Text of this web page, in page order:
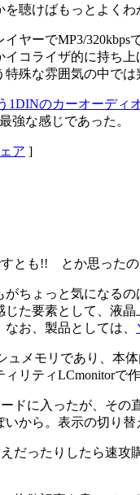
聴けばもっとよくわ
ヤーでMP3/320kbps
コライザ的に持ち
殊な雰囲気の中では
1DINのカーオーディ
強な感じであった。
ア ]
とも!! とか思った
ちょっと気になる
じた要素として、液
お、製品としては、
メモリであり、本
リティLCmonitorで
に入ったが、その
から。表示の切り
ったりしたら速攻